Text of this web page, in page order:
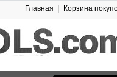
Главная Корзина